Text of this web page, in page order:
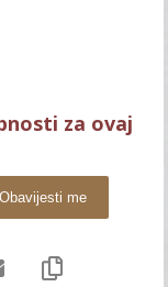
za ovaj
Obavijesti me